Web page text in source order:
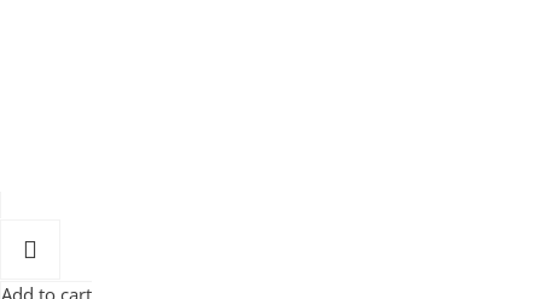
Add to cart